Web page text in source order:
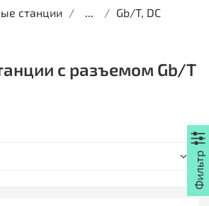
станции ... Gb/T, DC
с разъемом Gb/T